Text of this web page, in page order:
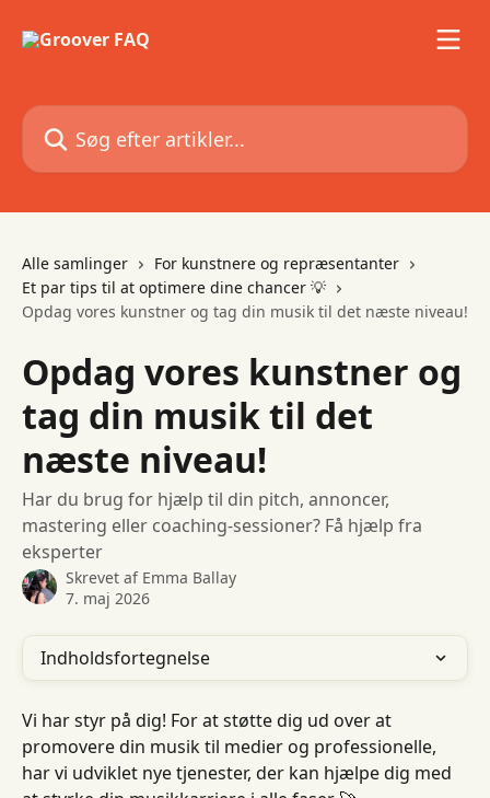
Søg efter artikler...
Alle samlinger
For kunstnere og repræsentanter
Et par tips til at optimere dine chancer 💡
Opdag vores kunstner og tag din musik til det næste niveau!
Opdag vores kunstner og
tag din musik til det
næste niveau!
Har du brug for hjælp til din pitch, annoncer,
mastering eller coaching-sessioner? Få hjælp fra
eksperter
Skrevet af Emma Ballay
7. maj 2026
Indholdsfortegnelse
Vi har styr på dig! For at støtte dig ud over at
promovere din musik til medier og professionelle,
har vi udviklet nye tjenester, der kan hjælpe dig med